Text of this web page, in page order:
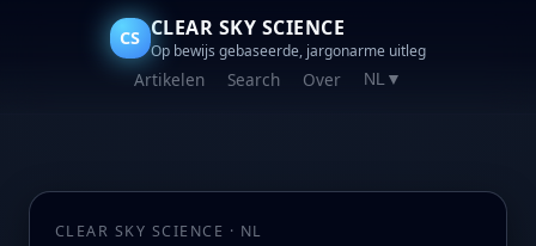
CS CLEAR SKY SCIENCE
Op bewijs gebaseerde, jargonarme uitleg
Artikelen Search Over NL ▼
CLEAR SKY SCIENCE · NL